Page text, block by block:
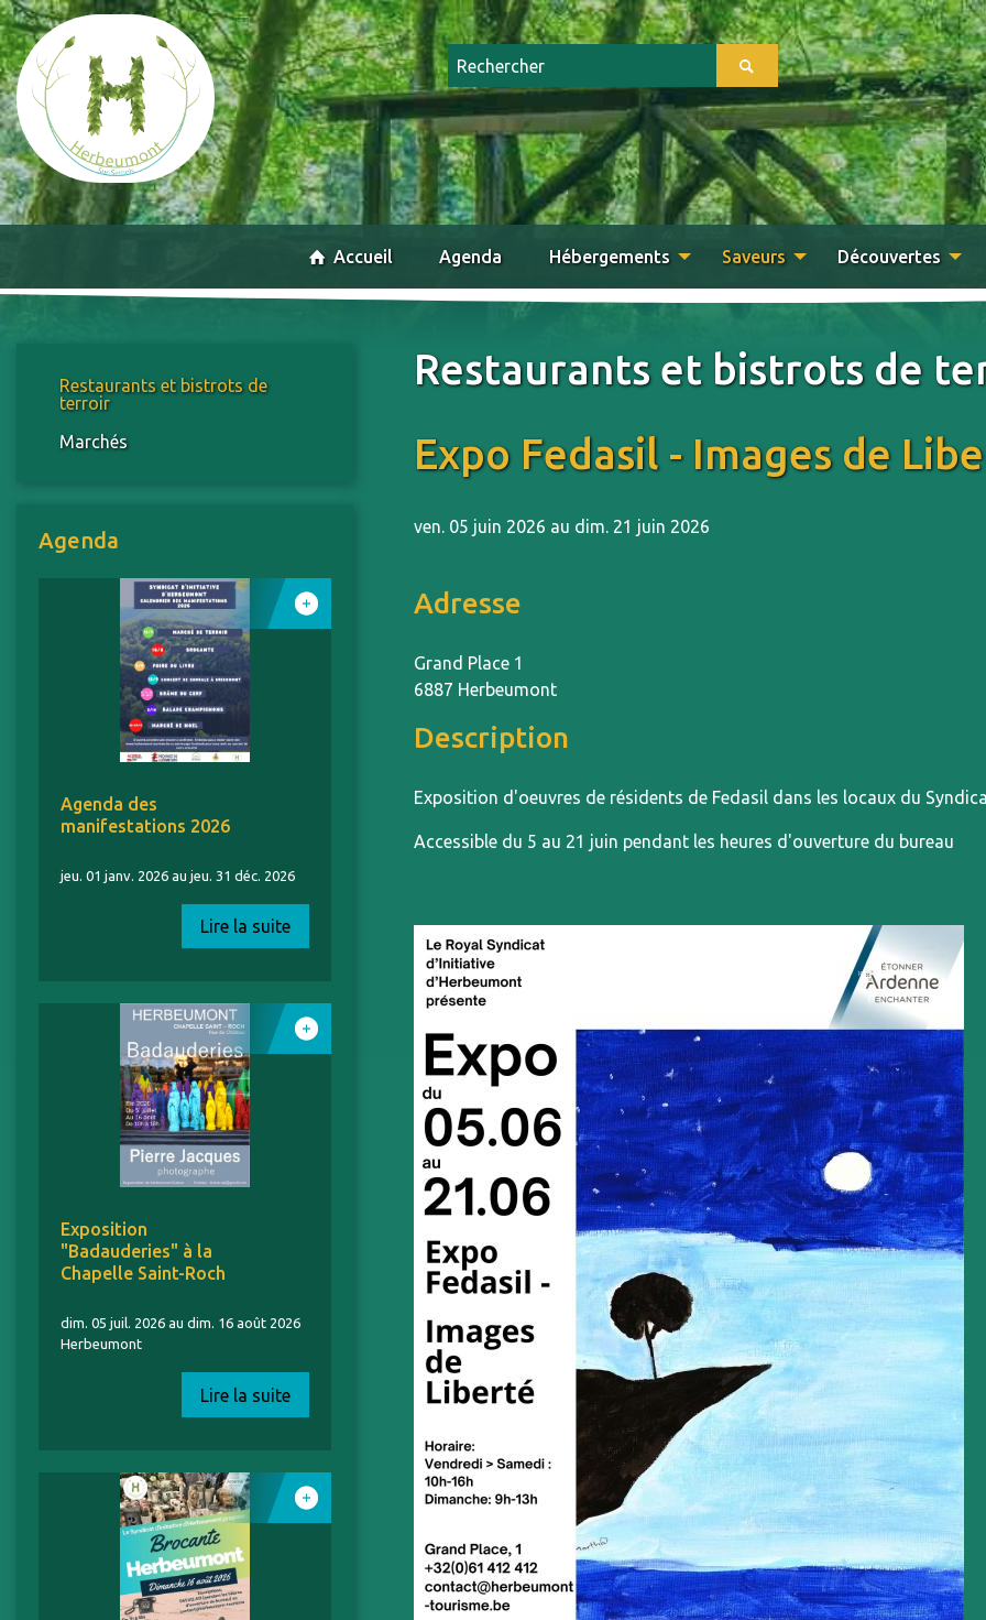
Accueil Agenda Hébergements Saveurs Découvertes
Restaurants et bistrots de
Expo Fedasil - Images de
ven. 05 juin 2026 au dim. 21 juin 2026
Adresse
Grand Place 1
6887 Herbeumont
Description
Exposition d'oeuvres de résidents de Fedasil dans les locaux du
Accessible du 5 au 21 juin pendant les heures d'ouverture du bureau
Restaurants et bistrots de
terroir
Marchés
Agenda
Agenda des
manifestations 2026
jeu. 01 janv. 2026 au jeu. 31 déc. 2026
Lire la suite
Exposition
"Badauderies" à la
Chapelle Saint-Roch
dim. 05 juil. 2026 au dim. 16 août 2026
Herbeumont
Lire la suite